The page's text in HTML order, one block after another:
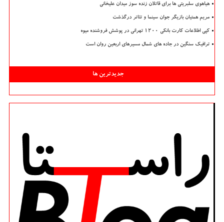
هیاهوی سلبریتی ها برای قاتلان زنده سوز میدان علیخانی
مریم همتیان بازیگر جوان سینما و تئاتر درگذشت
کپی اطلاعات کارت بانکی ۱۲۰۰ تهرانی در پوشش فروشنده میوه
ترافیک سنگین در جاده های شمال مسیرهای اربعین روان است
جدیدترین ها